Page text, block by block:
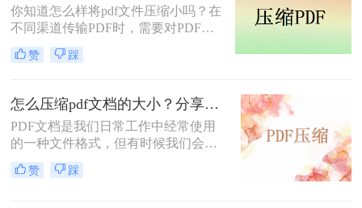
便。今天小编就来告诉你二个怎么样
把pdf压缩成指定的大小的方法，保证
你绝对用得着。
你知道怎么样将pdf文件压缩小吗？在
不同渠道传输PDF时，需要对PDF文
件进行压缩。此时，您可以浏览数字
空间来识别执行文件压缩过程的正确
很多的工具，但连接可靠的应用程序
非常具有挑战性。
赞 踩
怎么压缩pdf文档的大小？分享三种压缩方法！
​PDF文档是我们日常工作中经常使用
的一种文件格式，但有时候我们会遇
到PDF文件太大的问题。这个问题很
常见，尤其是在需要发送PDF文件作
赞 踩